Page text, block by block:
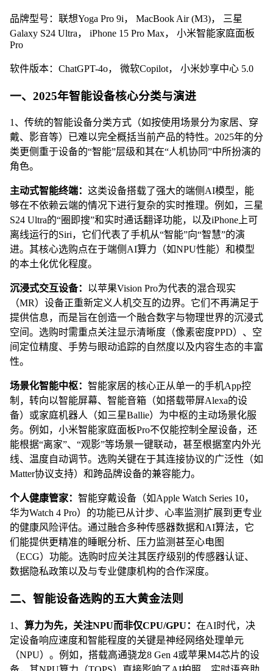
品牌型号：联想Yoga Pro 9i， MacBook Air (M3)， 三星
Galaxy S24 Ultra， iPhone 15 Pro Max， 小米智能家庭面板
Pro
软件版本：ChatGPT-4o， 微软Copilot， 小米妙享中心 5.0
一、2025年智能设备核心分类与演进
1、传统的智能设备分类方式（如按使用场景分为家居、穿
戴、影音等）已难以完全概括当前产品的特性。2025年的分
类更侧重于设备的“智能”层级和其在“人机协同”中所扮演的
角色。
主动式智能终端： 这类设备搭载了强大的端侧AI模型，能
够在不依赖云端的情况下进行复杂的实时推理。例如，三星
S24 Ultra的“圈即搜”和实时通话翻译功能，以及iPhone上可
离线运行的Siri，它们代表了手机从“智能”向“智慧”的演
进。其核心选购点在于端侧AI算力（如NPU性能）和模型
的本土化优化程度。
沉浸式交互设备： 以苹果Vision Pro为代表的混合现实
（MR）设备正重新定义人机交互的边界。它们不再满足于
提供信息，而是旨在创造一个融合数字与物理世界的沉浸式
空间。选购时需重点关注显示清晰度（像素密度PPD）、空
间定位精度、手势与眼动追踪的自然度以及内容生态的丰富
性。
场景化智能中枢： 智能家居的核心正从单一的手机App控
制，转向以智能屏幕、智能音箱（如搭载带屏Alexa的设
备）或家庭机器人（如三星Ballie）为中枢的主动场景化服
务。例如，小米智能家庭面板Pro不仅能控制全屋设备，还
能根据“离家”、“观影”等场景一键联动，甚至根据室内外光
线、温度自动调节。选购关键在于其连接协议的广泛性（如
Matter协议支持）和跨品牌设备的兼容能力。
个人健康管家： 智能穿戴设备（如Apple Watch Series 10，
华为Watch 4 Pro）的功能已从计步、心率监测扩展到更专业
的健康风险评估。通过融合多种传感器数据和AI算法，它
们能提供更精准的睡眠分析、压力监测甚至心电图
（ECG）功能。选购时应关注其医疗级别的传感器认证、
数据隐私政策以及与专业健康机构的合作深度。
二、智能设备选购的五大黄金法则
1、 算力为先，关注NPU而非仅CPU/GPU： 在AI时代，决
定设备响应速度和智能程度的关键是神经网络处理单元
（NPU）。例如，搭载高通骁龙8 Gen 4或苹果M4芯片的设